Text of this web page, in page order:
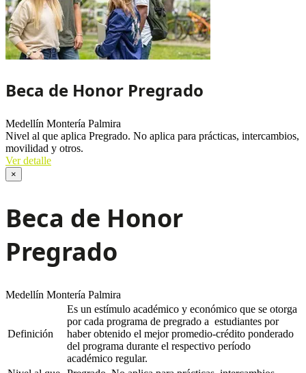
Beca de Honor Pregrado
Medellín Montería Palmira
Nivel al que aplica Pregrado. No aplica para prácticas, intercambios,
movilidad y otros.
Ver detalle
×
Beca de Honor
Pregrado
Medellín Montería Palmira
Definición
Es un estímulo académico y económico que se otorga
por cada programa de pregrado a estudiantes por
haber obtenido el mejor promedio-crédito ponderado
del programa durante el respectivo período
académico regular.